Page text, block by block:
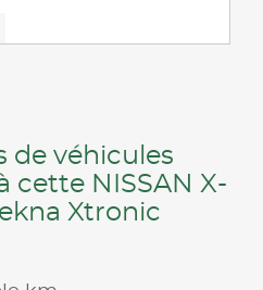
de véhicules
cette NISSAN X-
Xtronic